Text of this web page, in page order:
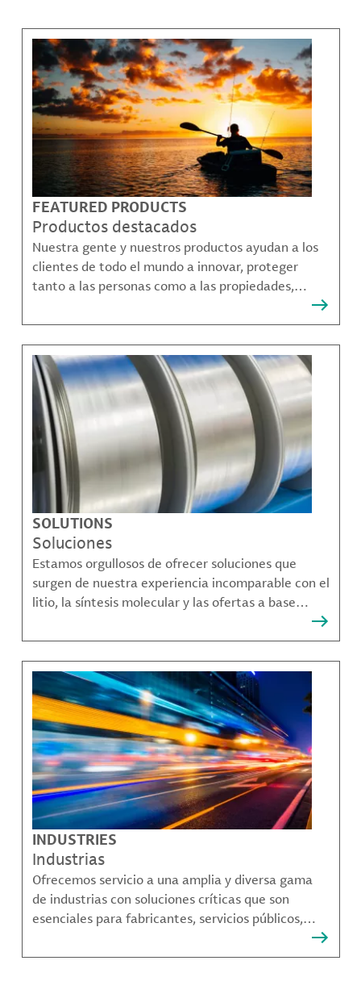
FEATURED PRODUCTS
Productos destacados
Nuestra gente y nuestros productos ayudan a los
clientes de todo el mundo a innovar, proteger
tanto a las personas como a las propiedades,
sostenibles de moverse, comunicarse y prosperar.
SOLUTIONS
Soluciones
Estamos orgullosos de ofrecer soluciones que
surgen de nuestra experiencia incomparable con el
litio, la síntesis molecular y las ofertas a base
bromo que resuelven muchos de los desafíos más
complejos de nuestros clientes.
INDUSTRIES
Industrias
Ofrecemos servicio a una amplia y diversa gama
de industrias con soluciones críticas que son
esenciales para fabricantes, servicios públicos,
compuestos de materiales y mucho más.